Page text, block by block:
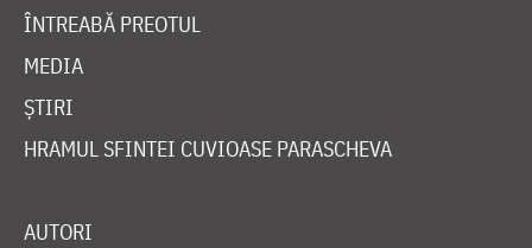
ÎNTREABĂ PREOTUL
MEDIA
ȘTIRI
HRAMUL SFINTEI CUVIOASE PARASCHEVA
AUTORI